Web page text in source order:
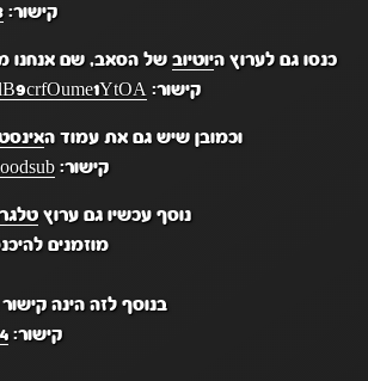
קישור:
כנסו גם לערוץ היוטיובשל הסאב, שם אנחנו
קישור:
וכמובן שיש גם את עמוד ה
קישור:
נוסף עכשיו גם ערוץ
מוזמנים
בנוסף לזה הינה
קישור: